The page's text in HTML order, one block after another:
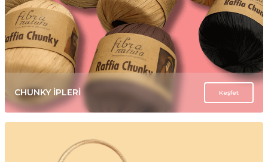
CHUNKY İPLERİ Keşfet